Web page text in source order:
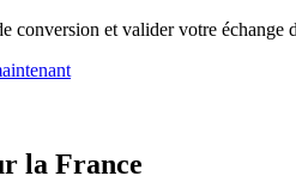
conversion et valider votre
la France